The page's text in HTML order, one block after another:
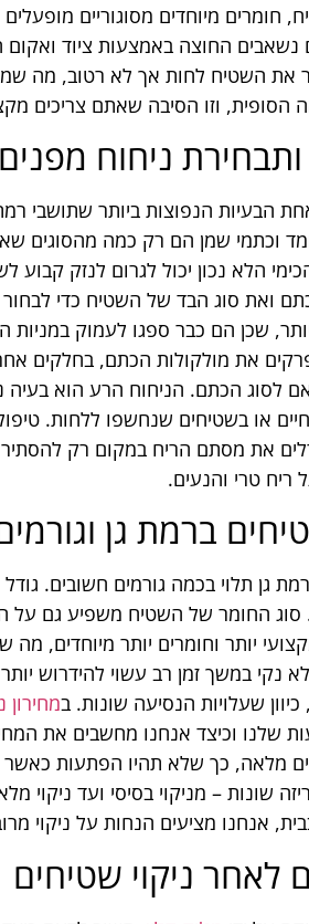
חומרים מיוחדים מסוגוריים
נשאבים החוצה באמצעות ציוד
את השטיח לחות אך לא רטוב, מה
הסופית, וזו הסיבה שאתם צריכים
ניחוח מפנים
הבעיות הנפוצות ביותר שתושבי
וכתמי שמן הם רק כמה מהסוגים
הלא נכון יכול לגרום לנזק
ואת סוג הבד של השטיח כדי לבחור
יותר, שכן הם כבר ספגו לעמוק
את מולקולות הכתם, בחלקים
לסוג הכתם. הניחוח הרע הוא
או בשטיחים שנחשפו ללחות.
את מסתם הריח במקום רק
טרי והנעים.
ברמת גן
גן תלוי בכמה גורמים חשובים.
החומר של השטיח משפיע גם על
מקצועי יותר וחומרים יותר מיוחדים,
במשך זמן רב עשוי להידרוש יותר
שעלויות הנסיעה שונות. במחירון
שלנו וכיצד אנחנו מחשבים את
מלאה, כך שלא תהיו הפתעות
שונות – מניקוי בסיסי ועד ניקוי
אנחנו מציעים הנחות על ניקוי
לאחר ניקוי שטיחים